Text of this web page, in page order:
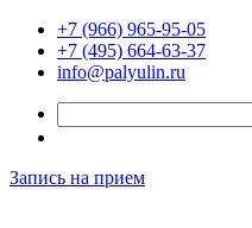
+7 (966) 965-95-05
+7 (495) 664-63-37
info@palyulin.ru
Запись на прием